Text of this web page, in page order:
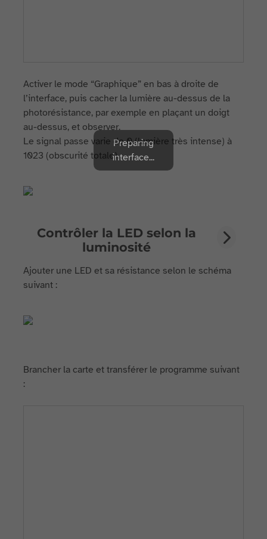
Activer le mode “Graphique” en bas à droite de
l’interface, puis cacher la lumière au-dessus de la
photorésistance, par exemple en plaçant un doigt
au-dessus, et observer.
Le signal passe varie de 0 (lumière très intense) à
1023 (obscurité totale).
Contrôler la LED selon la
luminosité
Ajouter une LED et sa résistance selon le schéma
suivant :
Brancher la carte et transférer le programme suivant
:
Preparing
interface...